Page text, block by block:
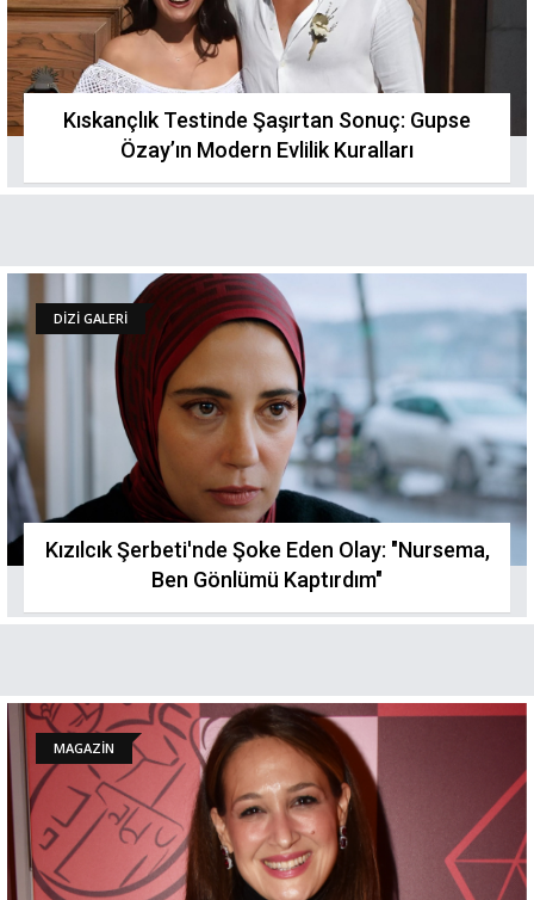
Kıskançlık Testinde Şaşırtan Sonuç: Gupse
Özay’ın Modern Evlilik Kuralları
DİZİ GALERİ
Kızılcık Şerbeti'nde Şoke Eden Olay: "Nursema,
Ben Gönlümü Kaptırdım"
MAGAZİN